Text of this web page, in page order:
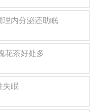
理内分泌还助眠
花茶好处多
失眠